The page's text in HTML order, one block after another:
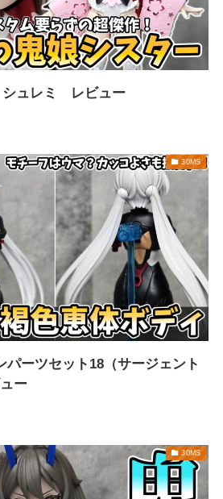
シュレミ レビュー
30MS
パーツセット18（サージェント
ー
30MS